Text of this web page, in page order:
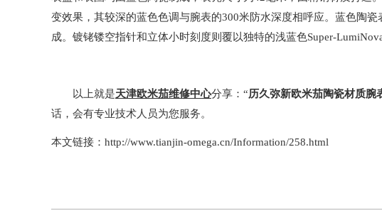
变效果，其较深的蓝色色调与腕表的300米防水深度相呼应。蓝色陶
成。镀铑镂空指针和立体小时刻度则覆以独特的浅蓝色Super-
以上就是天津欧米茄维修中心分享：“历久弥新欧米茄陶瓷材质腕
话，会有专业技术人员为您服务。
本文链接：http://www.tianjin-omega.cn/Information/258.html